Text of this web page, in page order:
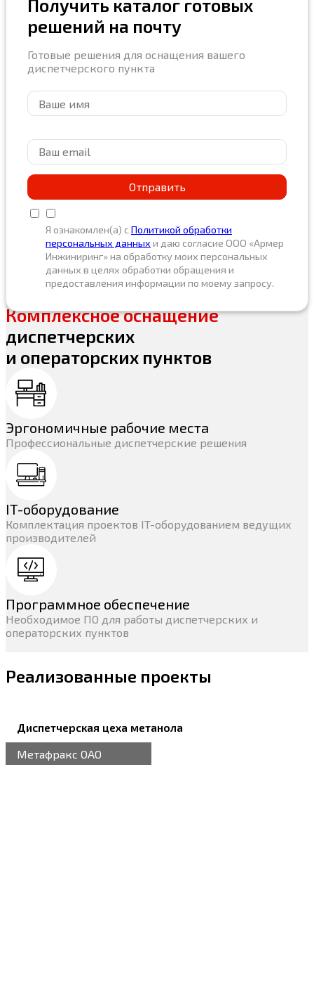
Получить каталог готовых
решений на почту
Готовые решения для оснащения вашего
диспетчерского пункта
Я ознакомлен(а) сПолитикой обработки
персональных данных и даю согласие ООО «Армер
Инжиниринг» на обработку моих персональных
данных в целях обработки обращения и
предоставления информации по моему запросу.
Комплексное оснащение
диспетчерских
и операторских пунктов
Эргономичные рабочие места
Профессиональные диспетчерские решения
IT-оборудование
Комплектация проектов IT-оборудованием ведущих
производителей
Программное обеспечение
Необходимое ПО для работы диспетчерских и
операторских пунктов
Реализованные проекты
Диспетчерская цеха метанола
Метафракс ОАО